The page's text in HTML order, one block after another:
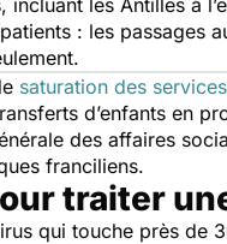
les Antilles à
: les passages
saturation des
d’enfants en
des affaires
franciliens.
traiter
qui touche près de